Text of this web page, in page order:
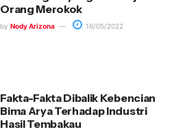
Orang Merokok
by Nody Arizona 16/05/2022
Fakta-Fakta Dibalik Kebencian
Bima Arya Terhadap Industri
Hasil Tembakau